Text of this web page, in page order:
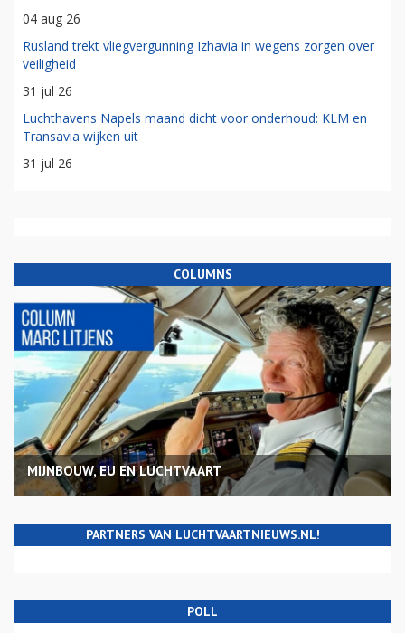
04 aug 26
Rusland trekt vliegvergunning Izhavia in wegens zorgen over
veiligheid
31 jul 26
Luchthavens Napels maand dicht voor onderhoud: KLM en
Transavia wijken uit
31 jul 26
COLUMNS
MIJNBOUW, EU EN LUCHTVAART
PARTNERS VAN LUCHTVAARTNIEUWS.NL!
POLL